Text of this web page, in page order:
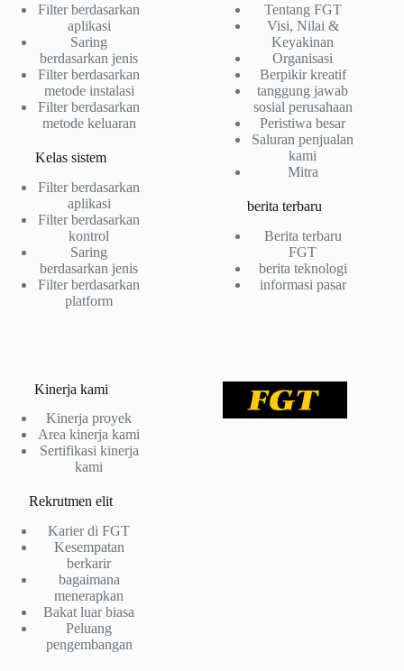
Filter berdasarkan
aplikasi
Saring
berdasarkan jenis
Filter berdasarkan
metode instalasi
Filter berdasarkan
metode keluaran
Kelas sistem
Filter berdasarkan
aplikasi
Filter berdasarkan
kontrol
Saring
berdasarkan jenis
Filter berdasarkan
platform
Tentang FGT
Visi, Nilai &
Keyakinan
Organisasi
Berpikir kreatif
tanggung jawab
sosial perusahaan
Peristiwa besar
Saluran penjualan
kami
Mitra
berita terbaru
Berita terbaru
FGT
berita teknologi
informasi pasar
Kinerja kami
Kinerja proyek
Area kinerja kami
Sertifikasi kinerja
kami
Rekrutmen elit
Karier di FGT
Kesempatan
berkarir
bagaimana
menerapkan
Bakat luar biasa
Peluang
pengembangan